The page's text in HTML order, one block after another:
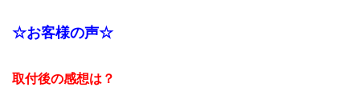
☆お客様の声☆
取付後の感想は？